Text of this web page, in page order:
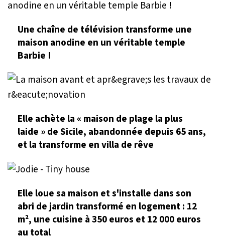
Une chaîne de télévision transforme une
maison anodine en un véritable temple
Barbie !
Elle achète la « maison de plage la plus
laide » de Sicile, abandonnée depuis 65 ans,
et la transforme en villa de rêve
Elle loue sa maison et s'installe dans son
abri de jardin transformé en logement : 12
m², une cuisine à 350 euros et 12 000 euros
au total